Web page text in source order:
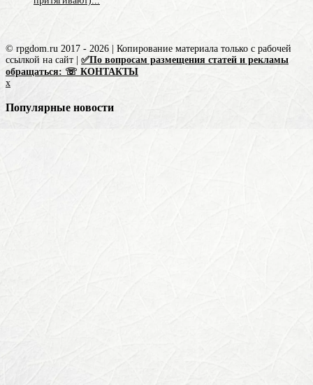
© rpgdom.ru 2017 - 2026 | Копирование материала только с рабочей
ссылкой на сайт | ✅По вопросам размещения статей и рекламы
обращаться: ☏ КОНТАКТЫ
x
Популярные новости